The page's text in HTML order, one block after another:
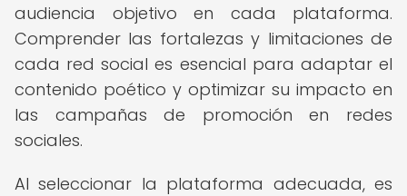
audiencia objetivo en cada plataforma.
Comprender las fortalezas y limitaciones de
cada red social es esencial para adaptar el
contenido poético y optimizar su impacto en
las campañas de promoción en redes
sociales.
Al seleccionar la plataforma adecuada, es